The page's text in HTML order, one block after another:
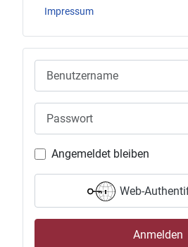
Impressum
Angemeldet bleiben
Web-
Anmelden